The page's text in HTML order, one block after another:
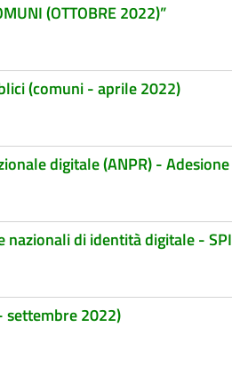
(OTTOBRE 2022)”
(comuni - aprile 2022)
digitale (ANPR) -
di identità digitale -
settembre 2022)